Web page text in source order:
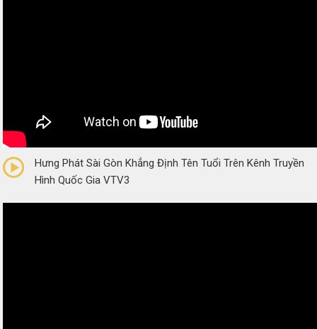
(0 Reviews)
Hưng Phát Sài Gòn Khẳng Định Tên Tuổi Trên Kênh Truyền
Hình Quốc Gia VTV3